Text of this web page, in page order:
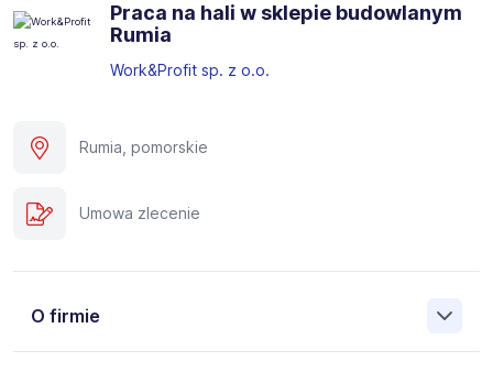
Praca na hali w sklepie budowlanym
Rumia
Work&Profit sp. z o.o.
Rumia, pomorskie
Umowa zlecenie
O firmie